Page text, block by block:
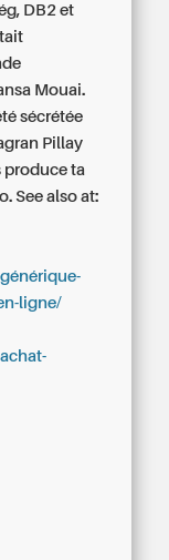
DB2 et
Mouai.
sécrétée
Pillay
produce ta
See also at:
ligne/